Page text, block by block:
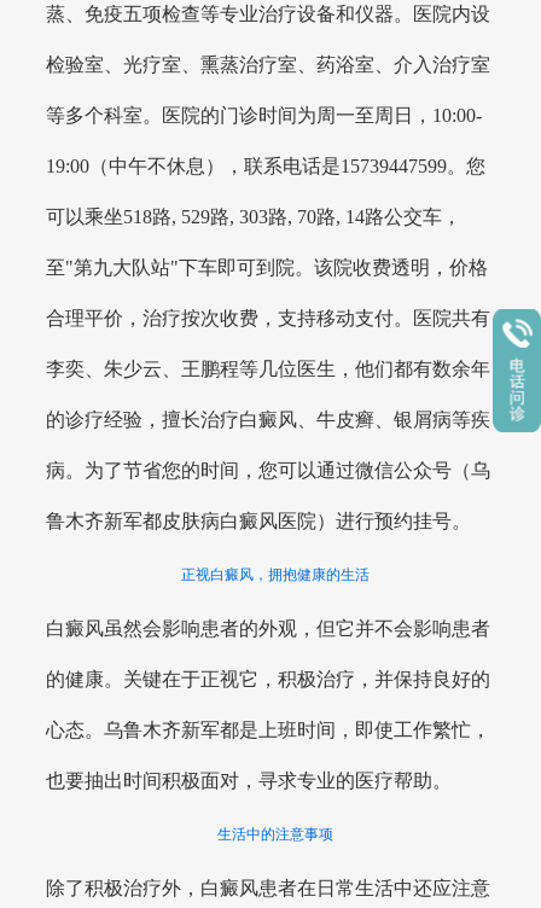
蒸、免疫五项检查等专业治疗设备和仪器。医院内设
检验室、光疗室、熏蒸治疗室、药浴室、介入治疗室
等多个科室。医院的门诊时间为周一至周日，10:00-
19:00（中午不休息），联系电话是15739447599。您
可以乘坐518路, 529路, 303路, 70路, 14路公交车，
至"第九大队站"下车即可到院。该院收费透明，价格
合理平价，治疗按次收费，支持移动支付。医院共有
李奕、朱少云、王鹏程等几位医生，他们都有数余年
的诊疗经验，擅长治疗白癜风、牛皮癣、银屑病等疾
病。为了节省您的时间，您可以通过微信公众号（乌
鲁木齐新军都皮肤病白癜风医院）进行预约挂号。
正视白癜风，拥抱健康的生活
白癜风虽然会影响患者的外观，但它并不会影响患者
的健康。关键在于正视它，积极治疗，并保持良好的
心态。乌鲁木齐新军都是上班时间，即使工作繁忙，
也要抽出时间积极面对，寻求专业的医疗帮助。
生活中的注意事项
除了积极治疗外，白癜风患者在日常生活中还应注意